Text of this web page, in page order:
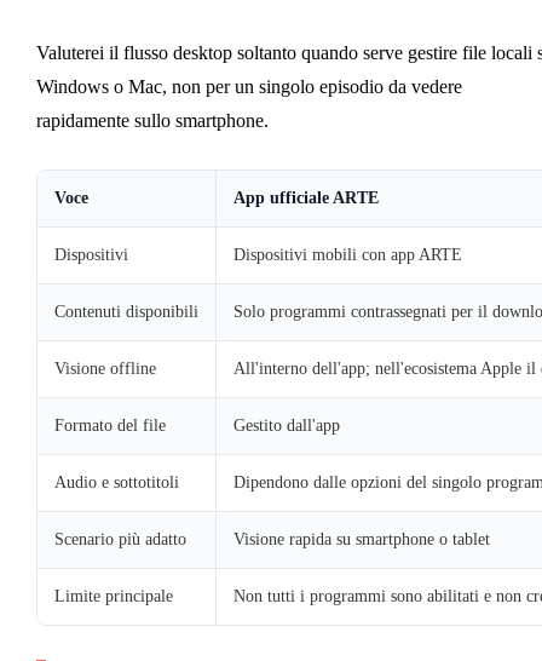
Valuterei il flusso desktop soltanto quando serve gestire file locali
Windows o Mac, non per un singolo episodio da vedere
rapidamente sullo smartphone.
Voce App ufficiale ARTE
Dispositivi Dispositivi mobili con app ARTE
Contenuti disponibili Solo programmi contrassegnati per il
Visione offline All'interno dell'app; nell'ecosistema Apple il
Formato del file Gestito dall'app
Audio e sottotitoli Dipendono dalle opzioni del singolo
Scenario più adatto Visione rapida su smartphone o tablet
Limite principale Non tutti i programmi sono abilitati e non